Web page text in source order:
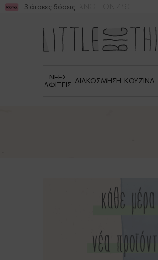
ΓΙΑ ΑΓΟΡΕΣ ΑΝΩ ΤΩΝ 49€
- 3 άτοκες δόσεις
ΝΕΕΣ
ΑΦΙΞΕΙΣ ΔΙΑΚΟΣΜΗΣΗ ΚΟΥΖΙΝΑ